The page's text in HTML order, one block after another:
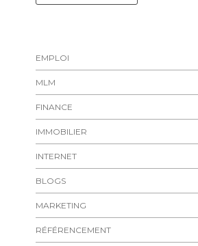
EMPLOI
MLM
FINANCE
IMMOBILIER
INTERNET
BLOGS
MARKETING
RÉFÉRENCEMENT